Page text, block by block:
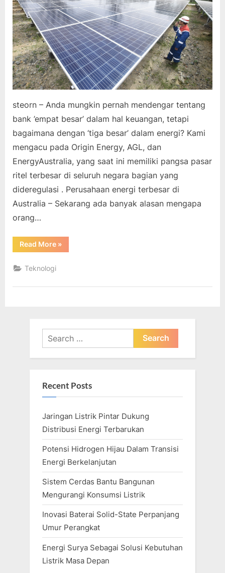
steorn – Anda mungkin pernah mendengar tentang
bank ’empat besar’ dalam hal keuangan, tetapi
bagaimana dengan ‘tiga besar’ dalam energi? Kami
mengacu pada Origin Energy, AGL, dan
EnergyAustralia, yang saat ini memiliki pangsa pasar
ritel terbesar di seluruh negara bagian yang
dideregulasi . Perusahaan energi terbesar di
Australia – Sekarang ada banyak alasan mengapa
orang…
Read More“Perusahaan
energi
di
Australia”
»
Teknologi
Search
for:
Recent Posts
Jaringan Listrik Pintar Dukung
Distribusi Energi Terbarukan
Potensi Hidrogen Hijau Dalam Transisi
Energi Berkelanjutan
Sistem Cerdas Bantu Bangunan
Mengurangi Konsumsi Listrik
Inovasi Baterai Solid-State Perpanjang
Umur Perangkat
Energi Surya Sebagai Solusi Kebutuhan
Listrik Masa Depan